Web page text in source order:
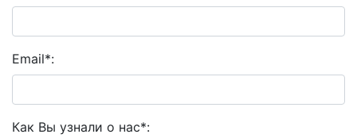
Email*:
Как Вы узнали о нас*: